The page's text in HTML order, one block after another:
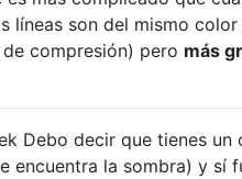
líneas son del mismo
compresión) pero más
Debo decir que tienes
encuentra la sombra) y sí